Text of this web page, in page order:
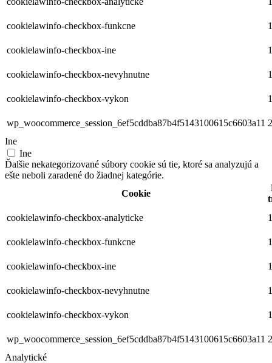
cookielawinfo-checkbox-funkcne
cookielawinfo-checkbox-ine
cookielawinfo-checkbox-nevyhnutne
cookielawinfo-checkbox-vykon
wp_woocommerce_session_6ef5cddba87b4f5143100615c6603a11
Ine
Ine
Ďalšie nekategorizované súbory cookie sú tie, ktoré sa analyzujú a
ešte neboli zaradené do žiadnej kategórie.
Cookie
cookielawinfo-checkbox-analyticke
cookielawinfo-checkbox-funkcne
cookielawinfo-checkbox-ine
cookielawinfo-checkbox-nevyhnutne
cookielawinfo-checkbox-vykon
wp_woocommerce_session_6ef5cddba87b4f5143100615c6603a11
Analytické